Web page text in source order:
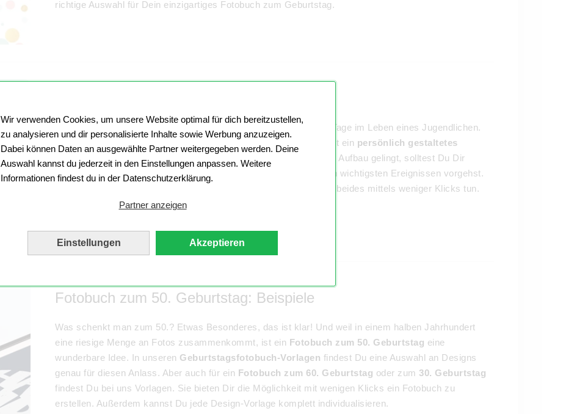
Wir verwenden Cookies, um unsere Website optimal für dich bereitzustellen,
zu analysieren und dir personalisierte Inhalte sowie Werbung anzuzeigen.
Dabei können Daten an ausgewählte Partner weitergegeben werden. Deine
Auswahl kannst du jederzeit in den Einstellungen anpassen. Weitere
Informationen findest du in der Datenschutzerklärung.
Partner anzeigen
Einstellungen Akzeptieren
richtige Auswahl für Dein einzigartiges Fotobuch zum Geburtstag.
Endlich Volljährig! Der 18. Geburtstag ist einer der besondersten Tage im Leben eines Jugendlichen.
Um den frisch gebackenen Erwachsenen zu beglückwünschen, ist ein persönlich gestaltetes
Geburtstagsfotobuch
ein perfektes Fotogeschenk
. Damit Dir der Aufbau gelingt, solltest Du Dir
überlegen, ob Du chronologisch nach Lebensjahren oder nach den wichtigsten Ereignissen vorgehst.
kannst Du beides mittels weniger Klicks tun.
Fotobuch zum 50. Geburtstag: Beispiele
Was schenkt man zum 50.? Etwas Besonderes, das ist klar! Und weil in einem halben Jahrhundert
eine riesige Menge an Fotos zusammenkommt, ist ein Fotobuch zum 50. Geburtstag eine
wunderbare Idee. In unseren Geburtstagsfotobuch-Vorlagen findest Du eine Auswahl an Designs
genau für diesen Anlass. Aber auch für ein Fotobuch zum 60. Geburtstag oder zum 30. Geburtstag
findest Du bei uns Vorlagen. Sie bieten Dir die Möglichkeit mit wenigen Klicks ein Fotobuch zu
erstellen. Außerdem kannst Du jede Design-Vorlage komplett individualisieren.